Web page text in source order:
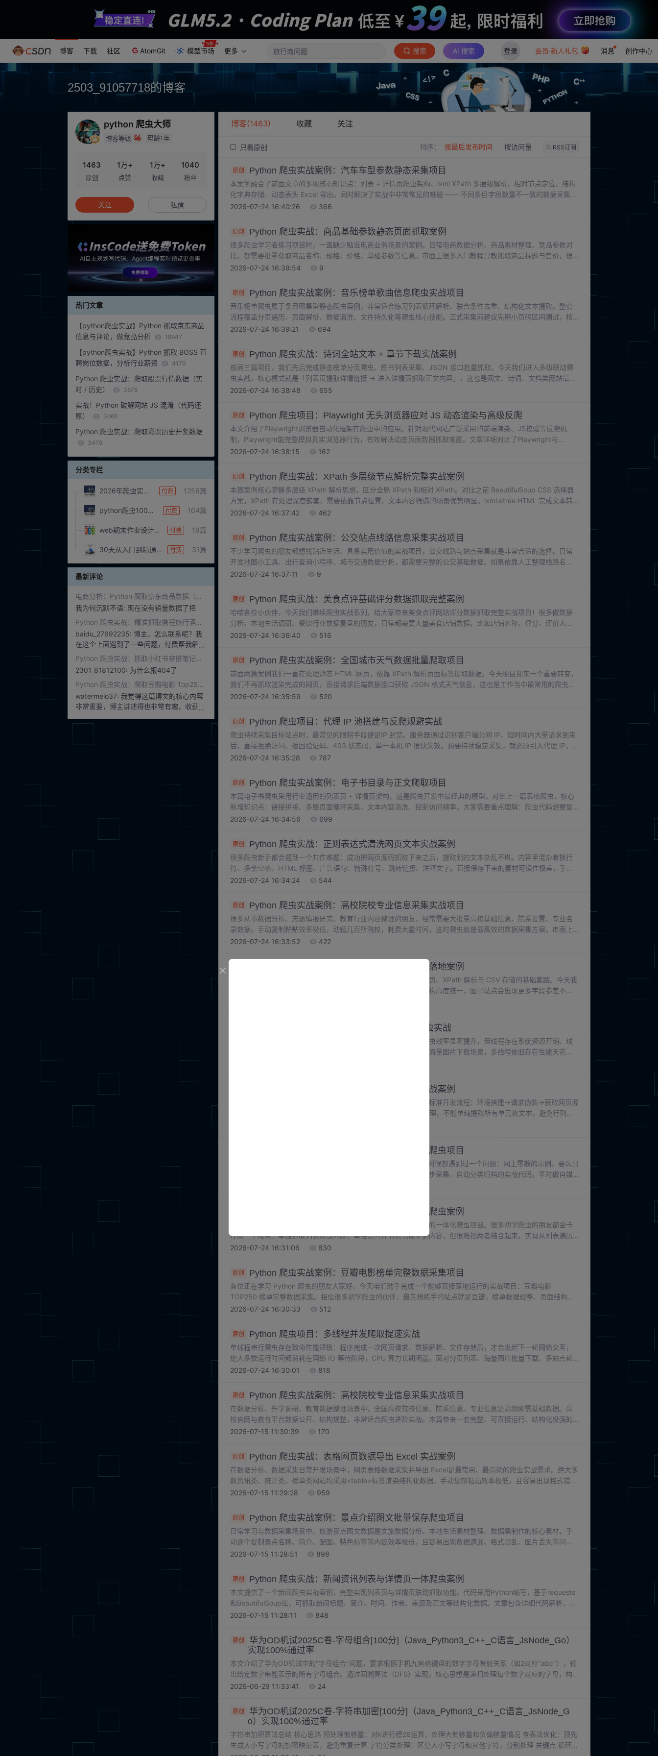
博客 下载 社区 AtomGit 模型市场 更多 搜索 AI 搜索 登录 会员·新人礼包 消息 创作中心
2503_91057718的博客
博客(1463) 收藏 关注
只看原创 排序： 按最后发布时间 按访问量 RSS订阅
原创 Python 爬虫实战案例：汽车车型参数静态采集项目
本案例融合了前面文章的多项核心知识点：列表 + 详情页爬虫架构、lxml XPath 多层级解析、相对节点定位、结构
化字典存储、动态表头 Excel 导出。同时解决了实战中非常常见的难题 —— 不同条目字段数量不一致的数据采集。
遇到成对的键值型数据，优先循环最小行节点，逐行提取信息，防止数据错乱；字段不统一的场景，可以使用集合
2026-07-24 16:40:26 366
原创 Python 爬虫实战：商品基础参数静态页面抓取案例
很多爬虫学习者练习项目时，一直缺少贴近电商业务场景的案例。日常电商数据分析、商品素材整理、竞品参数对
比，都需要批量获取商品名称、规格、价格、基础参数等信息。市面上很多入门教程只教抓取商品标题与售价，很
少针对商品参数表进行定向解析，而参数信息恰恰是数据分析中价值最高的数据。本次项目目标针对静态商品详情
2026-07-24 16:39:54 9
原创 Python 爬虫实战案例：音乐榜单歌曲信息爬虫实战项目
音乐榜单爬虫属于条目密集型静态爬虫案例，非常适合练习列表循环解析、联合条件去重、结构化文本提取。整套
流程覆盖分页遍历、页面解析、数据清洗、文件持久化等爬虫核心技能。正式采集前建议先用小页码区间测试，核
对歌曲各项字段是否正常提取，确认选择器无误后再扩大采集范围。爬虫采集数据务必遵守网站 robots 协议，合理
2026-07-24 16:39:21 694
原创 Python 爬虫实战：诗词全站文本 + 章节下载实战案例
前面三篇项目，我们先后完成静态榜单分页爬虫、图书列表采集、JSON 接口批量抓取。今天我们进入多级联动爬
虫实战，核心模式就是「列表页提取详情链接 → 进入详情页抓取正文内容」，这也是网文、诗词、文档类网站最经
典的爬虫结构。很多新手写爬虫只能单页抓取，一旦遇到需要从列表跳转详情的场景就无从下手。本次我们抓取古
取，学会这套逻辑，后续绝大多数文章、小说类站点都可以套用相同思路。
2026-07-24 16:38:48 655
原创 Python 爬虫项目：Playwright 无头浏览器应对 JS 动态渲染与高级反爬
本文介绍了Playwright浏览器自动化框架在爬虫中的应用。针对现代网站广泛采用的前端渲染、JS校验等反爬机
制，Playwright能完整模拟真实浏览器行为，有效解决动态页面数据抓取难题。文章详细对比了Playwright与
Selenium的优势，提供了同步/异步两种开发模式的代码示例，涵盖元素定位、网络拦截、接口捕获、人机交互等核
遵循"从轻到重"原则，仅当HTTP爬虫无法解决问题时才使
2026-07-24 16:38:15 162
原创 Python 爬虫实战：XPath 多层级节点解析完整实战案例
本篇案例核心掌握多层级 XPath 解析思想，区分全局 XPath 和相对 XPath。对比之前 BeautifulSoup CSS 选择器
方案，XPath 在处理深度嵌套、需要依靠节点位置、文本内容筛选的场景优势明显。lxml.etree.HTML 完成文本转
可查询节点对象；多层解析标准流程：先抓父容器，循环父容器，使用.//相对路径提取子数据；xpath 返回结果永
2026-07-24 16:37:42 462
原创 Python 爬虫实战案例：公交站点线路信息采集实战项目
不少学习爬虫的朋友都想找贴近生活、具备实用价值的实战项目，公交线路与站点采集就是非常合适的选择。日常
开发地图小工具、出行查询小程序、城市交通数据分析，都需要完整的公交基础数据。如果依靠人工整理线路名
称、途经站点、首末班时间，一座城市上百条公交线路的整理工作量会非常巨大。本次项目目标是抓取公开交通信
存，方便后续检索与数据分析。
2026-07-24 16:37:11 9
原创 Python 爬虫实战：美食点评基础评分数据抓取完整案例
哈喽各位小伙伴，今天我们继续爬虫实战系列，给大家带来美食点评网站评分数据抓取完整实战项目！很多做数据
分析、本地生活调研、餐饮行业数据复盘的朋友，日常都需要大量美食店铺数据，比如店铺名称、评分、评价人
数、菜系、人均消费、店铺地址、热门菜品等数据。如果纯手动复制，几十上百家店铺就要耗费半天时间，效率极
美食点评一体化爬虫。
2026-07-24 16:36:40 516
原创 Python 爬虫实战案例：全国城市天气数据批量爬取项目
前面两篇案例我们一直在处理静态 HTML 网页，依靠 XPath 解析页面标签提取数据。今天项目迎来一个重要转变，
我们不再抓取渲染完成的网页，直接请求后端数据接口获取 JSON 格式天气信息，这也是工作当中最常用的爬虫开
发形式。很多初学者只会写静态页面爬虫，遇到接口类站点就无从下手。接口爬虫优势十分明显：数据结构化、无
空气质量等信息，采集的数据可以用于气象统计、可视化练习、课程大作业。
2026-07-24 16:35:59 520
原创 Python 爬虫项目：代理 IP 池搭建与反爬规避实战
爬虫持续采集目标站点时，最常见的限制手段便是IP 封禁。服务器通过识别客户端公网 IP，短时间内大量请求到来
后，直接拒绝访问、返回验证码、403 状态码，单一本机 IP 很快失效。想要持续稳定采集，就必须引入代理 IP，
切换请求来源地址，分散访问压力。单纯零散使用代理地址远远不够，工程级爬虫需要一套完整可用的代理 IP 池，
2026-07-24 16:35:28 787
原创 Python 爬虫实战案例：电子书目录与正文爬取项目
本篇电子书爬虫采用行业通用的列表页 + 详情页架构，这是爬虫开发中最经典的模型。对比上一篇表格爬虫，核心
新增知识点：链接拼接、多层页面循环采集、文本内容清洗、控制访问频率。大家需要重点理解：爬虫代码想要复
用，必须做好模块化拆分，请求、解析、存储逻辑相互独立。更换目标网站，只需要修改选择器、域名等配置信
2026-07-24 16:34:56 699
原创 Python 爬虫实战：正则表达式清洗网页文本实战案例
很多爬虫新手都会遇到一个共性难题：成功把网页源码抓取下来之后，提取到的文本杂乱不堪。内容里混杂着换行
符、多余空格、HTML 标签、广告语句、特殊符号、跳转链接、注释文字。直接保存下来的素材可读性极差，手动
清理费时费力。BeautifulSoup 可以剥离标签，但没办法精细化过滤冗余文字，想要实现自定义规则文本净化，正则
2026-07-24 16:34:24 544
原创 Python 爬虫实战案例：高校院校专业信息采集实战项目
很多从事数据分析、志愿填报研究、教育行业内容整理的朋友，经常需要大批量高校基础信息、院系设置、专业名
录数据。手动复制粘贴效率极低，动辄几百所院校，耗费大量时间，这时爬虫就是最高效的数据采集方案。市面上
绝大多数院校官网、教育信息平台都采用静态页面展示院校与专业数据，结构规整，非常适合用来练习结构化信息
集，一次性整合院校名称、所在地、办学层次、院系名称、本科专业、学制、学位门类等全套信息。
2026-07-24 16:33:52 422
Python 爬虫实战：图书网站分页信息抓取完整落地案例
各位小伙伴，上一篇我们完成了豆瓣电影榜单爬虫，吃透了静态分页、XPath 解析与 CSV 存储的基础套路。今天我
们切换目标站点，实战图书网站分页数据抓取。相比于豆瓣榜单结构高度统一，图书站点会出现更多字段参差不
取、异常容错、持久化存储全流程，同时对比上一个项目，梳理不同网站页面布局带来的编码差异。
Python 爬虫项目：协程异步 aiohttp 高性能爬虫实战
传统多线程爬虫依托操作系统线程调度实现并发，虽然相比串行爬虫效率显著提升，但线程存在系统资源开销、线
程数量上限、线程切换损耗等短板。当面对上千条链接批量采集、海量图片下载场景，多线程依旧存在性能天花
Python 爬虫实战：表格网页数据导出 Excel 实战案例
通过本次实战，我们搭建了一套完整静态网页表格爬虫，掌握爬虫标准开发流程：环境搭建→请求伪装→获取网页源
码→标签解析→数据清洗→文件存储。解析表格必须按照 tr 逐行处理，不能单纯提取所有单元格文本，避免行列错
文件效果。大家可以自行更换目标 url，测试不同公开静态表格页面。
Python 爬虫实战案例：景点介绍图文批量保存爬虫项目
各位正在学习 Python 爬虫的小伙伴大家好，相信不少人练爬虫的时候都遇到过一个问题：网上零散的示例，要么只
教提取文字，要么单独演示图片下载，很难找到一套完整的图文同步采集、自动分类归档的实战代码。平时做自媒
字介绍与配图，自动建立分类文件夹，文字存为文档、图片单独保存，做到全自动素材采集。
Python 爬虫实战：新闻资讯列表与详情页一体爬虫案例
哈喽各位正在学习爬虫的朋友，今天咱们直接上手一套能落地使用的一体化爬虫项目。很多初学爬虫的朋友都会卡
在同一个难点：单独抓取列表页没问题，单独访问详情页也能拿到内容，但很难把两者结合起来，实现从列表遍历
链接、自动进入详情采集完整信息。要么逻辑写得混乱，抓取过程频繁报错中断，要么只能手动一页一页复制链
2026-07-24 16:31:06 830
原创 Python 爬虫实战案例：豆瓣电影榜单完整数据采集项目
各位正在学习 Python 爬虫的朋友大家好，今天咱们动手完成一个能够直接落地运行的实战项目：豆瓣电影
TOP250 榜单完整数据采集。相信很多初学爬虫的伙伴，最先想练手的站点就是豆瓣，榜单数据规整、页面结构稳
定，非常适合用来夯实基础爬虫能力。很多人学习爬虫只看懂零散的代码片段，缺少一套完整流程：从网页分析、
运行，同时把每一处容易踩坑的地方讲清楚。爬取到的数据可以用作课程作业、影视数据分析、个人练习数据集。
2026-07-24 16:30:33 512
原创 Python 爬虫项目：多线程并发爬取提速实战
单线程串行爬虫存在致命性能短板：程序完成一次网页请求、数据解析、文件存储后，才会发起下一轮网络交互，
绝大多数运行时间都消耗在网络 IO 等待阶段，CPU 算力长期闲置。面对分页列表、海量图片批量下载、多站点轮
询采集场景，串行执行效率极低，动辄数十分钟才能完成少量数据采集。多线程并发技术依托 Python 内置
集效率提升数倍至数十倍。
2026-07-24 16:30:01 818
原创 Python 爬虫实战案例：高校院校专业信息采集实战项目
在数据分析、升学调研、教育数据整理场景中，全国高校院校信息、院系信息、专业信息是高频刚需基础数据。高
校官网与教育平台数据公开、结构规整，非常适合爬虫进阶实战。本篇带来一套完整、可直接运行、结构化极强的
高校院校专业信息采集爬虫，适配绝大多数高校信息页面，支持批量抓取院校简介、院系分类、专业名称、学制、
无任何图片、流程图。批量抓取高校院系分类信息，获取所有二级院系名称。
2026-07-15 11:30:39 170
原创 Python 爬虫实战：表格网页数据导出 Excel 实战案例
在数据分析、数据采集日常开发场景中，网页表格数据采集并导出 Excel是最常用、最高频的爬虫实战需求。绝大多
数资讯类、统计类、榜单类网站均采用<table>标签渲染结构化数据，手动复制粘贴效率极低，且容易出现格式错
乱、数据缺失等问题。本文将带来两套完整工业级实战方案极简方案：基于一键解析标准网页表格，适合规整静态
复杂场景。
2026-07-15 11:29:28 959
原创 Python 爬虫实战案例：景点介绍图文批量保存爬虫项目
日常学习与数据采集场景中，旅游景点图文数据是文旅数据分析、本地生活素材整理、数据集制作的核心素材。手
动逐个复制景点名称、简介、配图、特色标签等内容效率极低，且容易出现数据遗漏、格式混乱、图片丢失等问
题。本项目基于 Python 开发通用型景点图文批量爬虫，可自动抓取公开静态景点网页的文字介绍、景点标签、详细
量化、易上手、稳定性高的爬虫技术栈，适配零基础及进阶学习者，具体技术如下：表格技术工具版本。
2026-07-15 11:28:51 898
原创 Python 爬虫实战：新闻资讯列表与详情页一体爬虫案例
本文提供了一个新闻爬虫实战案例，完整实现列表页与详情页联动抓取功能。代码采用Python编写，基于requests
和BeautifulSoup库，可抓取新闻标题、简介、时间、作者、来源及正文等结构化数据。文章包含详细代码解析，涵
盖请求头配置、列表解析、详情页抓取、数据存储等核心功能，并提供了异常处理、URL拼接等实用技巧。项目采
爬取、异步提速、代理池配置等优化方案，以及常见问题的解决方法，为开发者提供了完整的
2026-07-15 11:28:11 848
原创
华为OD机试2025C卷-字母组合[100分]（Java_Python3_C++_C语言_JsNode_Go）
实现100%通过率
本文介绍了华为OD机试中的"字母组合"问题，要求根据手机九宫格键盘的数字字母映射关系（如2对应"abc"），输
出给定数字串能表示的所有字母组合。通过回溯算法（DFS）实现，核心思想是递归处理每个数字对应的字母，构
建所有可能的组合。文中提供了C++、Java等6种语言的代码实现，确保100%通过率，并分析了时间复杂度和空间
2026-06-29 11:33:41 24
原创
华为OD机试2025C卷-字符串加密[100分]（Java_Python3_C++_C语言_JsNode_G
o）实现100%通过率
字符串加密算法总结 核心思路 预处理偏移量：对k进行模26运算，处理大偏移量和负偏移量情况 查表法优化：预先
生成大小写字母的加密映射表，避免重复计算 字符分类处理：区分大小写字母和其他字符，分别处理 关键点 循环移
python 爬虫大师
博客等级 码龄1年
1463
原创
1万+
点赞
1万+
收藏
1040
粉丝
关注 私信
热门文章
【python爬虫实战】Python 抓取京东商品
信息与评论，做竞品分析
18947
【python爬虫实战】Python 抓取 BOSS 直
聘岗位数据，分析行业薪资
4179
Python 爬虫实战：爬取股票行情数据（实
时 / 历史）
3678
实战！Python 破解网站 JS 混淆（代码还
原）
3666
Python 爬虫实战：爬取彩票历史开奖数据
3479
分类专栏
2026年爬虫实战项目 付费 1256篇
python爬虫100个案例 付费 104篇
web期末作业设计网页/html+css+js(附完整源码) 付费 19篇
30天从入门到精通C语言（附实战项目） 付费 31篇
最新评论
电商分析：Python 爬取京东商品数据（价格 / 销量 / 评论）
我为何沉默不语: 现在没有销量数据了把
Python 爬虫实战：精准抓取携程旅行酒店价格数据
baidu_27692235: 博主，怎么联系呢？我
在这个上面遇到了一些问题，付费帮我解答
下
Python 爬虫实战：抓取小红书穿搭笔记数据
2301_81812100: 为什么报404了
Python 爬虫实战：爬取豆瓣电影 Top250 完整数据
watermelo37: 我觉得这篇博文的核心内容
非常重要，博主讲述得也非常有趣，收获满